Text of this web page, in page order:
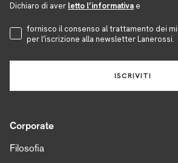
Dichiaro di aver letto l’informativa e
Accettazione Privacy
fornisco il consenso al trattamento dei
per l’iscrizione alla newsletter Lanerossi.
ISCRIVITI
Corporate
Filosofia